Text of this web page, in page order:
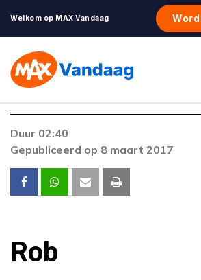
Welkom op MAX Vandaag
De gewenste stream is op dit
voordoen, neem dan contact
klantenservice.
Duur 02:40
Gepubliceerd op 8 maart 2017
Rob